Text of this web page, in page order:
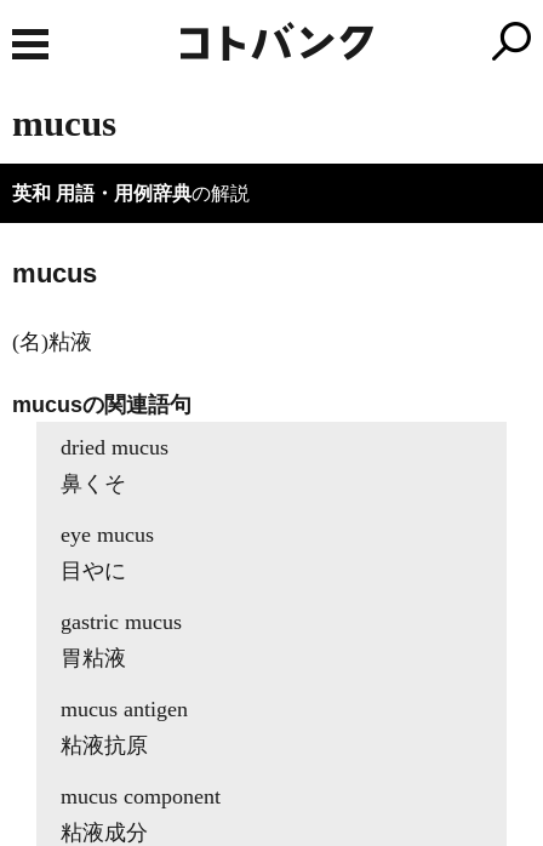
mucus
英和 用語・用例辞典の解説
mucus
(名)粘液
mucusの関連語句
dried mucus
鼻くそ
eye mucus
目やに
gastric mucus
胃粘液
mucus antigen
粘液抗原
mucus component
粘液成分